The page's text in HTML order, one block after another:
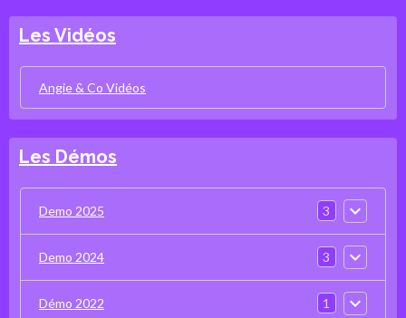
Les Vidéos
Angie & Co Vidéos
Les Démos
Demo 2025 3
Demo 2024 3
Démo 2022 1